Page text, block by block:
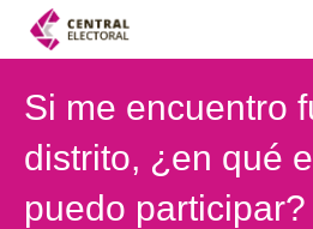
Si me encuentro
distrito, ¿en qué
puedo participar?